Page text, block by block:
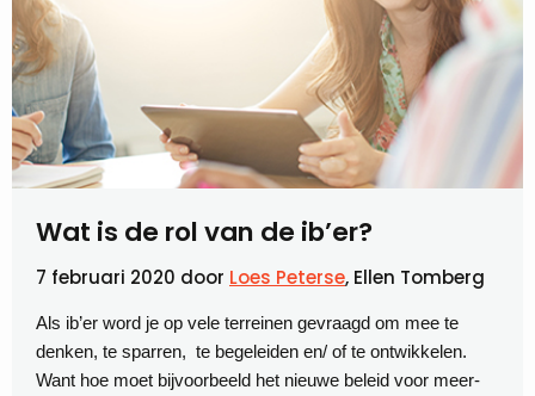
Wat is de rol van de ib’er?
7 februari 2020 door Loes Peterse, Ellen Tomberg
Als ib’er word je op vele terreinen gevraagd om mee te
denken, te sparren, te begeleiden en/ of te ontwikkelen.
Want hoe moet bijvoorbeeld het nieuwe beleid voor meer-